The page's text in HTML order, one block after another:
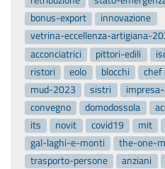
bonus-export
innovazione
vetrina-eccellenza-artigiana-
acconciatrici
pittori-edili
ristori
eolo blocchi chef
mud-2023
sistri
convegno
domodossola
its
novit covid19 mit
gal-laghi-e-monti
the-one-
trasporto-persone
anziani